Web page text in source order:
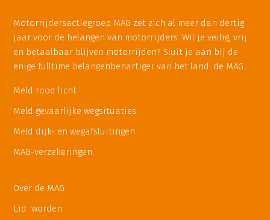
Meld rood licht
Meld gevaarlijke wegsituaties
Meld dijk- en wegafsluitingen
MAG-verzekeringen
Over de MAG
Lid worden
Motorrijdersactiegroep MAG zet zich al meer dan dertig
jaar voor de belangen van motorrijders. Wil je veilig, vrij
en betaalbaar blijven motorrijden? Sluit je aan bij de
enige fulltime belangenbehartiger van het land: de MAG.